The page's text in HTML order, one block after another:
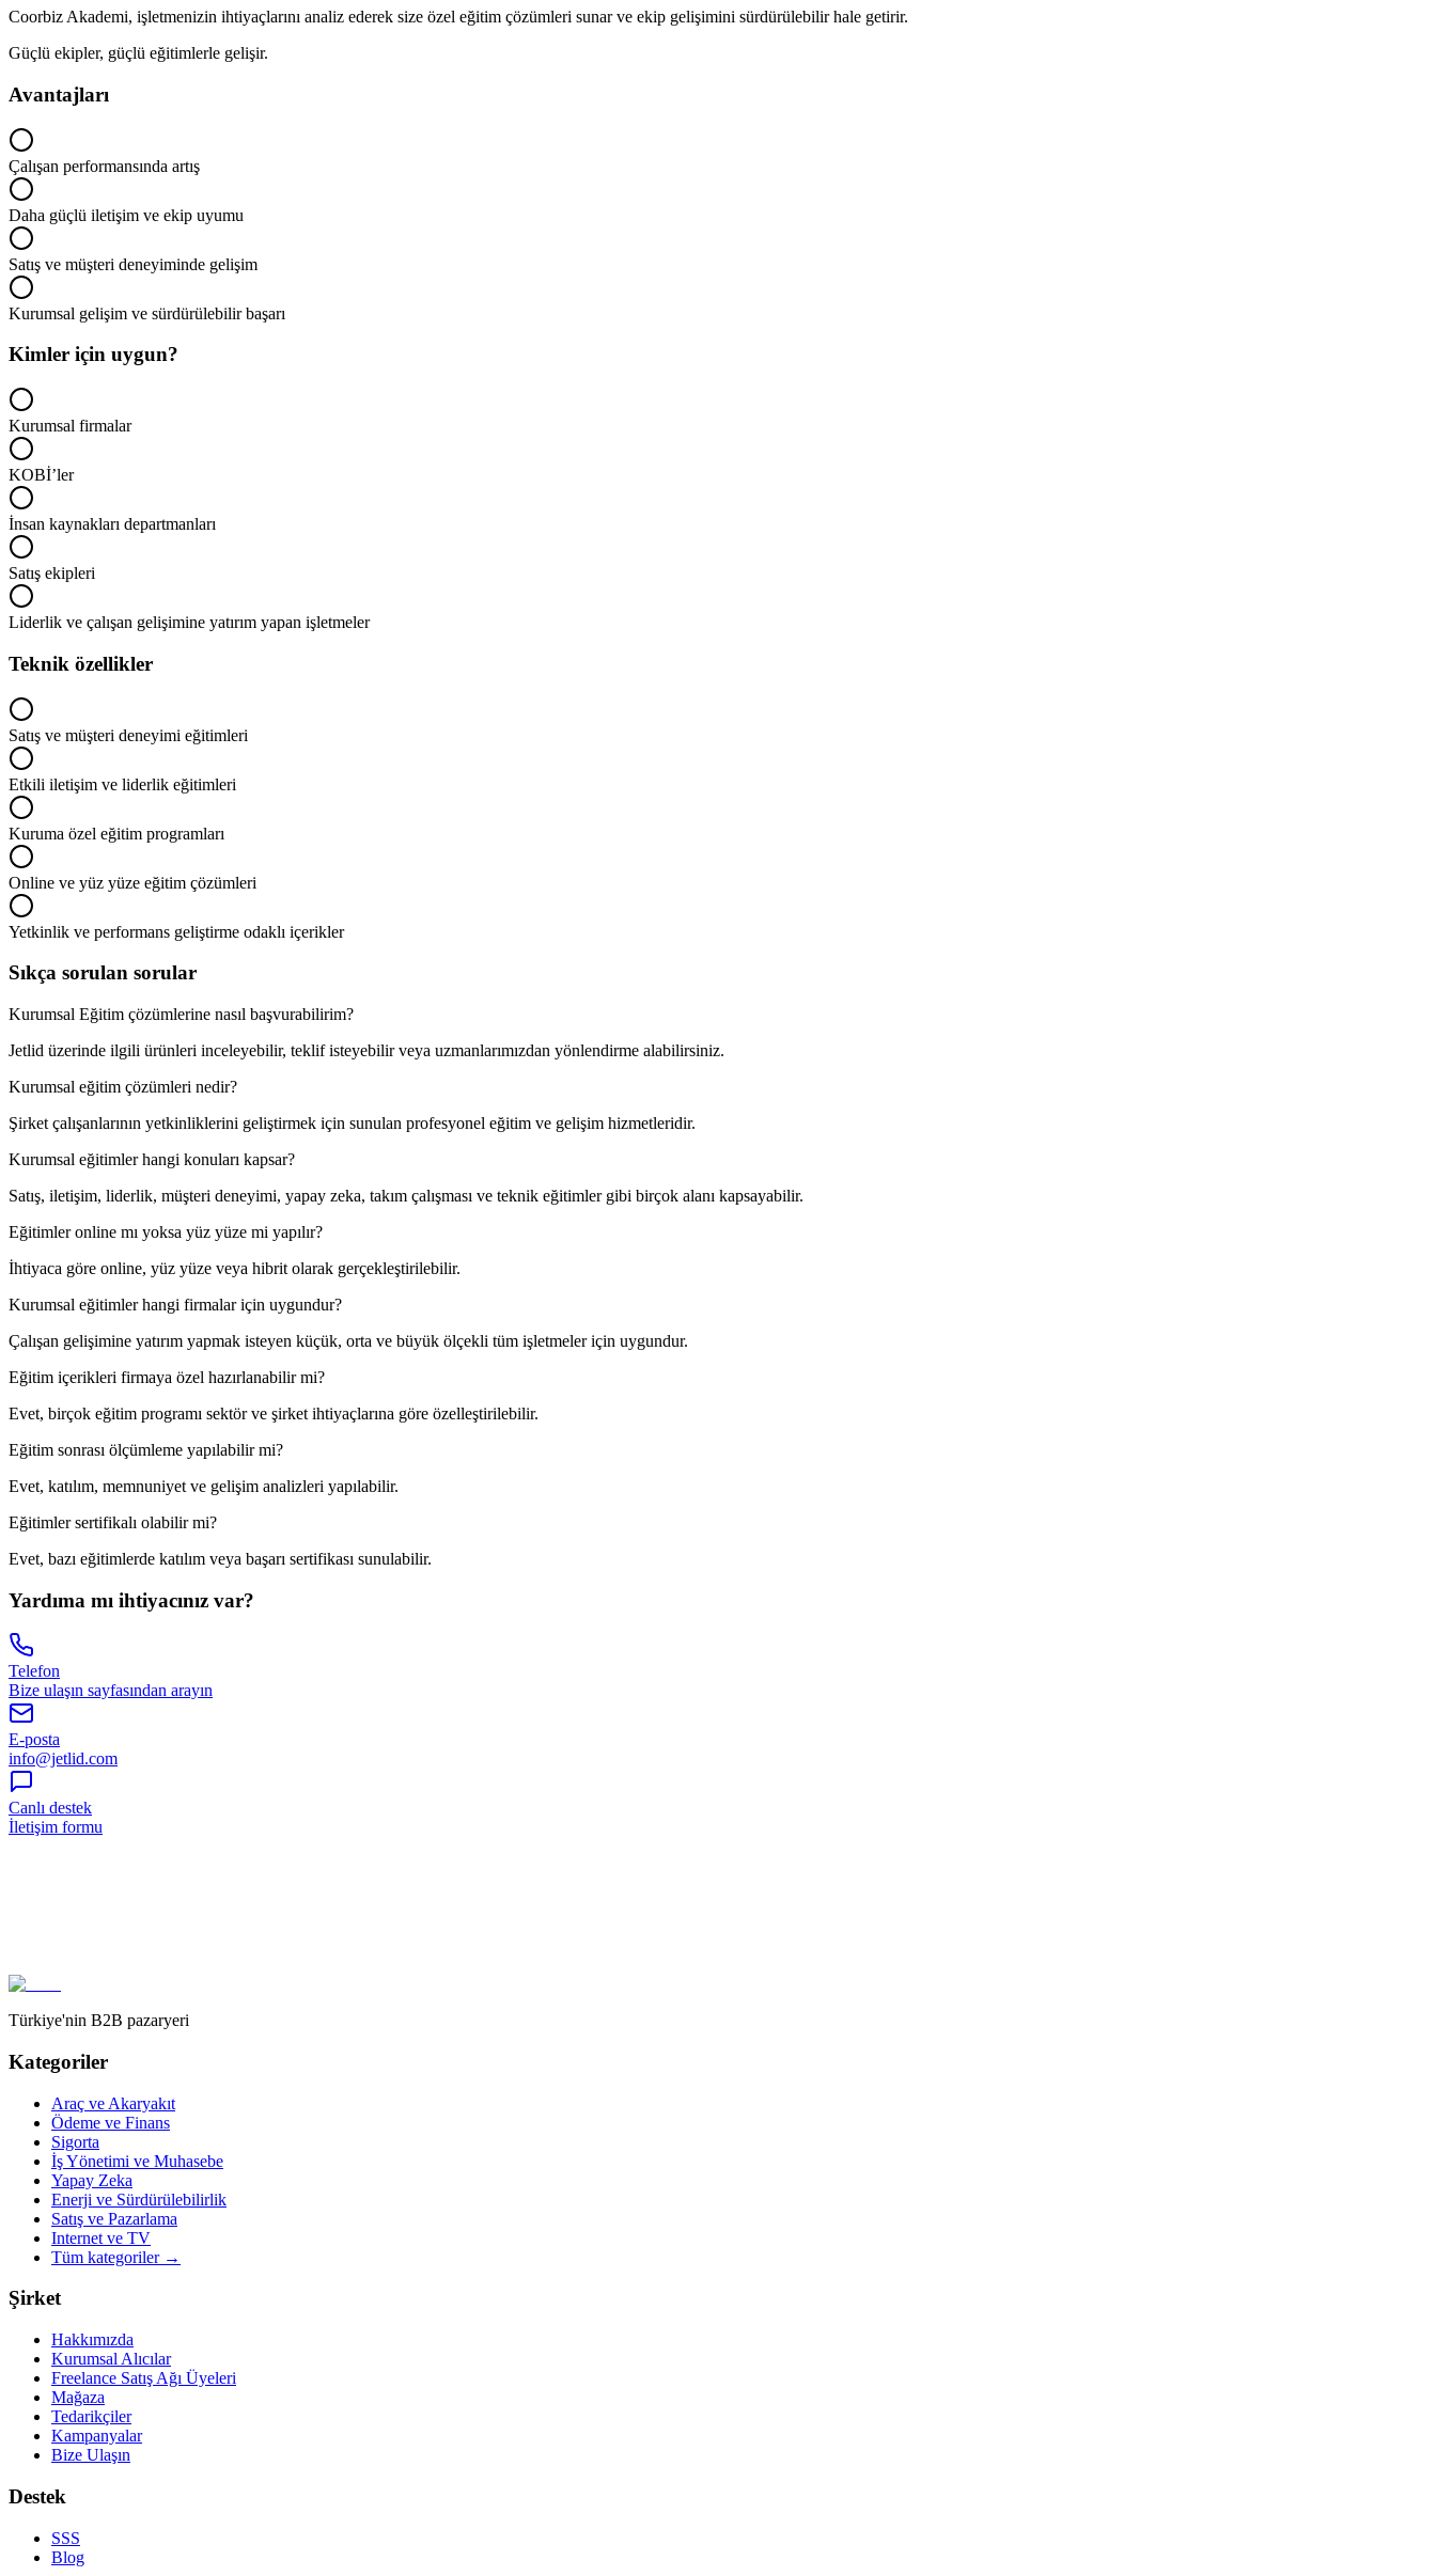
Coorbiz Akademi, işletmenizin ihtiyaçlarını analiz ederek size özel eğitim çözümleri sunar ve ekip gelişimini sürdürülebilir hale getirir.
Güçlü ekipler, güçlü eğitimlerle gelişir.
Avantajları
Çalışan performansında artış
Daha güçlü iletişim ve ekip uyumu
Satış ve müşteri deneyiminde gelişim
Kurumsal gelişim ve sürdürülebilir başarı
Kimler için uygun?
Kurumsal firmalar
KOBİ’ler
İnsan kaynakları departmanları
Satış ekipleri
Liderlik ve çalışan gelişimine yatırım yapan işletmeler
Teknik özellikler
Satış ve müşteri deneyimi eğitimleri
Etkili iletişim ve liderlik eğitimleri
Kuruma özel eğitim programları
Online ve yüz yüze eğitim çözümleri
Yetkinlik ve performans geliştirme odaklı içerikler
Sıkça sorulan sorular
Kurumsal Eğitim çözümlerine nasıl başvurabilirim?
Jetlid üzerinde ilgili ürünleri inceleyebilir, teklif isteyebilir veya uzmanlarımızdan yönlendirme alabilirsiniz.
Kurumsal eğitim çözümleri nedir?
Şirket çalışanlarının yetkinliklerini geliştirmek için sunulan profesyonel eğitim ve gelişim hizmetleridir.
Kurumsal eğitimler hangi konuları kapsar?
Satış, iletişim, liderlik, müşteri deneyimi, yapay zeka, takım çalışması ve teknik eğitimler gibi birçok alanı kapsayabilir.
Eğitimler online mı yoksa yüz yüze mi yapılır?
İhtiyaca göre online, yüz yüze veya hibrit olarak gerçekleştirilebilir.
Kurumsal eğitimler hangi firmalar için uygundur?
Çalışan gelişimine yatırım yapmak isteyen küçük, orta ve büyük ölçekli tüm işletmeler için uygundur.
Eğitim içerikleri firmaya özel hazırlanabilir mi?
Evet, birçok eğitim programı sektör ve şirket ihtiyaçlarına göre özelleştirilebilir.
Eğitim sonrası ölçümleme yapılabilir mi?
Evet, katılım, memnuniyet ve gelişim analizleri yapılabilir.
Eğitimler sertifikalı olabilir mi?
Evet, bazı eğitimlerde katılım veya başarı sertifikası sunulabilir.
Yardıma mı ihtiyacınız var?
Telefon
Bize ulaşın sayfasından arayın
E-posta
info@jetlid.com
Canlı destek
İletişim formu
Türkiye'nin B2B pazaryeri
Kategoriler
Araç ve Akaryakıt
Ödeme ve Finans
Sigorta
İş Yönetimi ve Muhasebe
Yapay Zeka
Enerji ve Sürdürülebilirlik
Satış ve Pazarlama
Internet ve TV
Tüm kategoriler→
Şirket
Hakkımızda
Kurumsal Alıcılar
Freelance Satış Ağı Üyeleri
Mağaza
Tedarikçiler
Kampanyalar
Bize Ulaşın
Destek
SSS
Blog